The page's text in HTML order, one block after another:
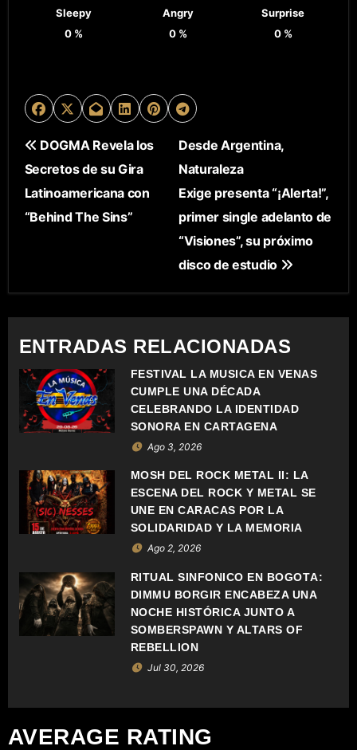
Sleepy
0%
Angry
0 %
Surprise
0%
N
A
V
A
C
I
Ó
N
D
E
E
N
T
R
D
A
DOGMA Revela los
Secretos de su Gira
Latinoamericana con
“Behind The Sins”
Desde Argentina,
Naturaleza
Exige presenta “¡Alerta!”,
primer single adelanto de
“Visiones”, su próximo
disco de estudio
ENTRADAS RELACIONADAS
FESTIVAL LA MÚSICA EN VENAS
CUMPLE UNA DÉCADA
CELEBRANDO LA IDENTIDAD
SONORA EN CARTAGENA
Ago 3, 2026
MOSH DEL ROCK METAL II: LA
ESCENA DEL ROCK Y METAL SE
UNE EN CARACAS POR LA
SOLIDARIDAD Y LA MEMORIA
Ago 2, 2026
RITUAL SINFÓNICO EN BOGOTÁ:
DIMMU BORGIR ENCABEZA UNA
NOCHE HISTÓRICA JUNTO A
SOMBERSPAWN Y ALTARS OF
REBELLION
Jul 30, 2026
AVERAGE RATING